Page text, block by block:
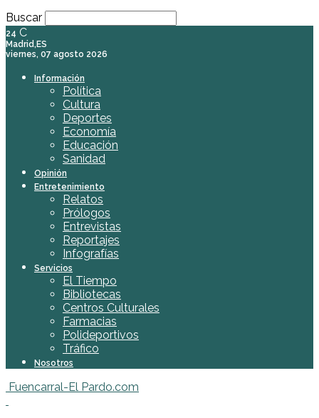
Buscar
24 C
Madrid,ES
viernes, 07 agosto 2026
Información
Política
Cultura
Deportes
Economía
Educación
Sanidad
Opinión
Entretenimiento
Relatos
Prólogos
Entrevistas
Reportajes
Infografías
Servicios
El Tiempo
Bibliotecas
Centros Culturales
Farmacias
Polideportivos
Tráfico
Nosotros
Fuencarral-El Pardo.com